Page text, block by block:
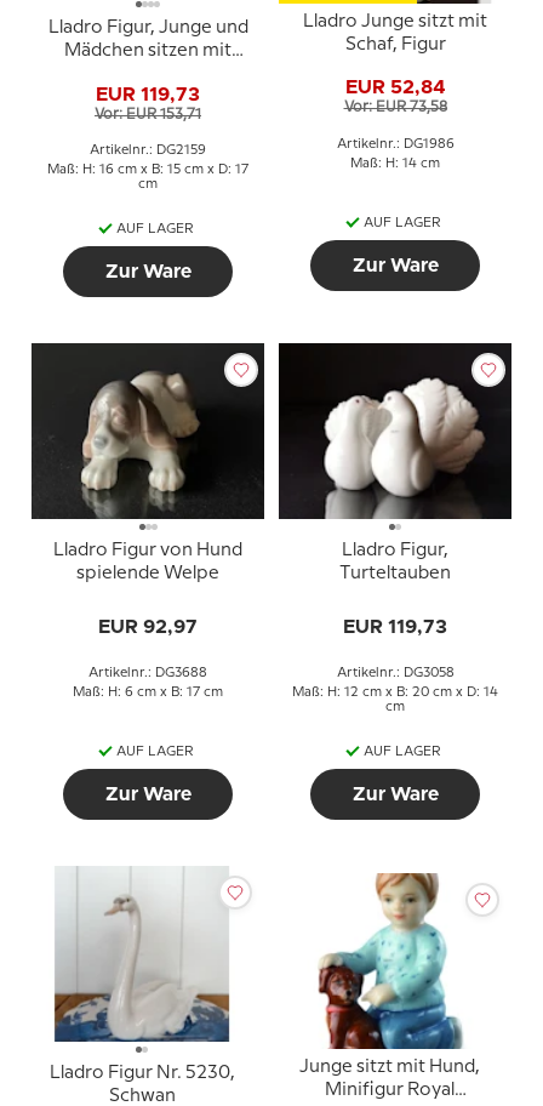
Lladro Figur, Junge und
Mädchen sitzen mit
EUR 119,73
Vor: EUR 153,71
Artikelnr.: DG2159
Maß: H: 16 cm x B: 15 cm x D: 17
cm
AUF LAGER
Zur Ware
Lladro Junge sitzt mit
Schaf, Figur
EUR 52,84
Vor: EUR 73,58
Artikelnr.: DG1986
Maß: H: 14 cm
AUF LAGER
Zur Ware
Lladro Figur von Hund
spielende Welpe
EUR 92,97
Artikelnr.: DG3688
Maß: H: 6 cm x B: 17 cm
AUF LAGER
Zur Ware
Lladro Figur,
Turteltauben
EUR 119,73
Artikelnr.: DG3058
Maß: H: 12 cm x B: 20 cm x D: 14
cm
AUF LAGER
Zur Ware
Lladro Figur Nr. 5230,
Schwan
Junge sitzt mit Hund,
Minifigur Royal